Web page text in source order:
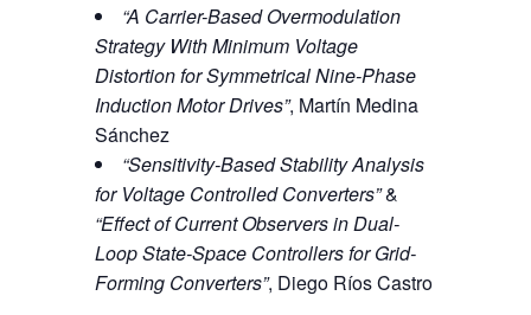
“A Carrier-Based Overmodulation
Strategy With Minimum Voltage
Distortion for Symmetrical Nine-Phase
Induction Motor Drives”, Martín Medina
Sánchez
“Sensitivity-Based Stability Analysis
for Voltage Controlled Converters”&
“Effect of Current Observers in Dual-
Loop State-Space Controllers for Grid-
Forming Converters”, Diego Ríos Castro